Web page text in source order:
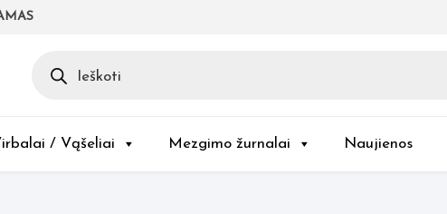
search
/ Vąšeliai Mezgimo žurnalai Naujienos